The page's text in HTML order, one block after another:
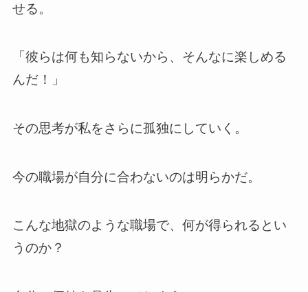
せる。
「彼らは何も知らないから、そんなに楽しめる
んだ！」
その思考が私をさらに孤独にしていく。
今の職場が自分に合わないのは明らかだ。
こんな地獄のような職場で、何が得られるとい
うのか？